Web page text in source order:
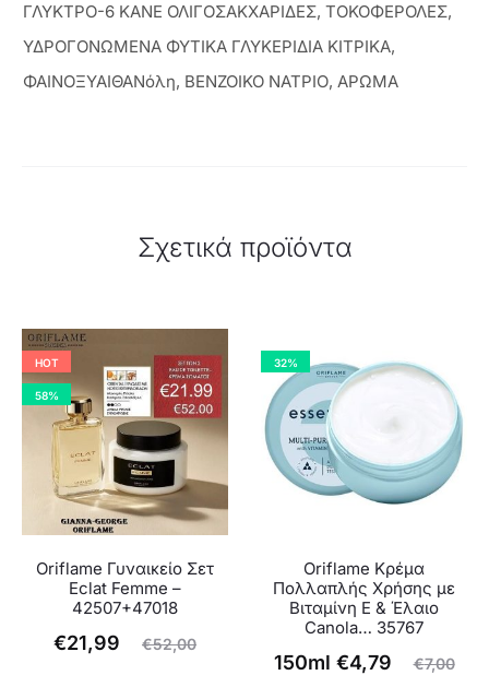
ΓΛΥΚΤΡΟ-6 ΚΑΝΕ ΟΛΙΓΟΣΑΚΧΑΡΙΔΕΣ, ΤΟΚΟΦΕΡΟΛΕΣ,
ΥΔΡΟΓΟΝΩΜΕΝΑ ΦΥΤΙΚΑ ΓΛΥΚΕΡΙΔΙΑ ΚΙΤΡΙΚΑ,
ΦΑΙΝΟΞΥΑΙΘΑΝόλη, ΒΕΝΖΟΙΚΟ ΝΑΤΡΙΟ, ΑΡΩΜΑ
Σχετικά προϊόντα
HOT
58%
Oriflame Γυναικείο Σετ
Eclat Femme –
42507+47018
€52,00
Original
€21,99
Η
32%
Oriflame Κρέμα
Πολλαπλής Χρήσης με
Βιταμίνη Ε & Έλαιο
Canola… 35767
€7,00
Original
€4,79
Η
150ml